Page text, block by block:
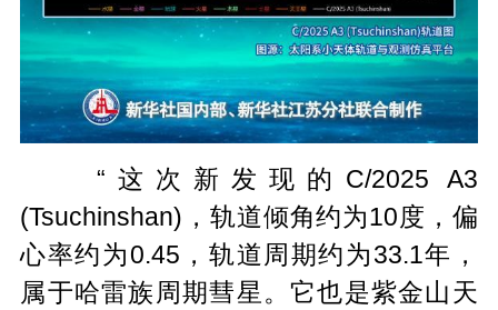
“这次新发现的C/2025 A3
(Tsuchinshan)，轨道倾角约为10度，偏
心率约为0.45，轨道周期约为33.1年，
属于哈雷族周期彗星。它也是紫金山天